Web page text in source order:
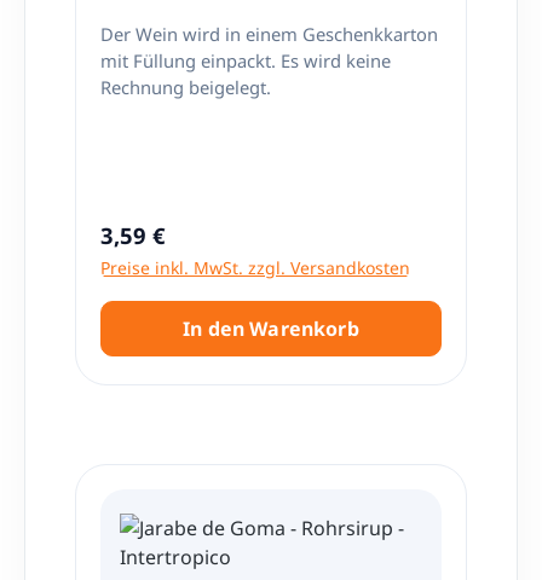
Der Wein wird in einem Geschenkkarton
mit Füllung einpackt. Es wird keine
Rechnung beigelegt.
Regulärer Preis:
3,59 €
Preise inkl. MwSt. zzgl. Versandkosten
In den Warenkorb